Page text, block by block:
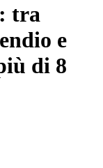
tra
e
di 8